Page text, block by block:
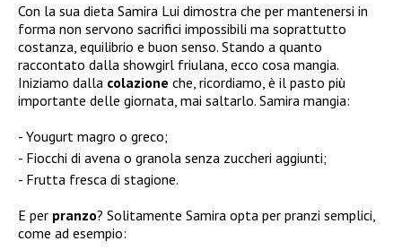
Con la sua dieta Samira Lui dimostra che per mantenersi in
forma non servono sacrifici impossibili ma soprattutto
costanza, equilibrio e buon senso. Stando a quanto
raccontato dalla showgirl friulana, ecco cosa mangia.
Iniziamo dalla colazione che, ricordiamo, è il pasto più
importante delle giornata, mai saltarlo. Samira mangia:
Yougurt magro o greco;
Fiocchi di avena o granola senza zuccheri aggiunti;
Frutta fresca di stagione.
E per pranzo? Solitamente Samira opta per pranzi semplici,
come ad esempio: